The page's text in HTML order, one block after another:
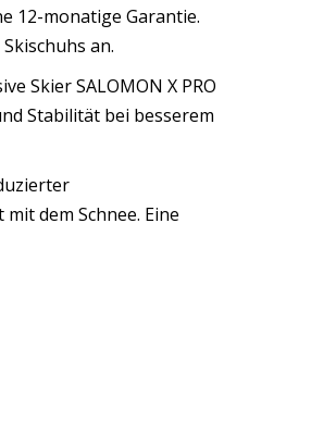
12-monatige Garantie.
an.
Skier SALOMON X PRO
Stabilität bei besserem
dem Schnee. Eine